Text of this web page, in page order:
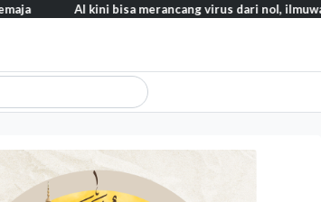
AI kini bisa merancang virus dari nol, ilmuwan berhasil